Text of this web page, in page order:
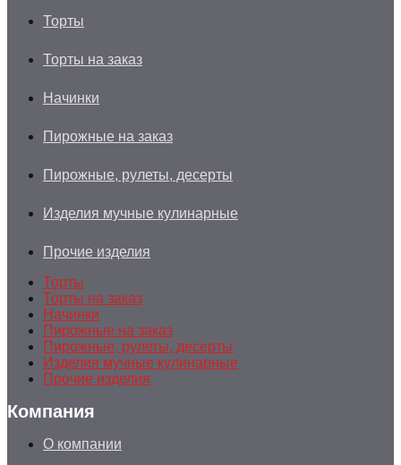
Торты
Торты на заказ
Начинки
Пирожные на заказ
Пирожные, рулеты, десерты
Изделия мучные кулинарные
Прочие изделия
Торты
Торты на заказ
Начинки
Пирожные на заказ
Пирожные, рулеты, десерты
Изделия мучные кулинарные
Прочие изделия
Компания
О компании